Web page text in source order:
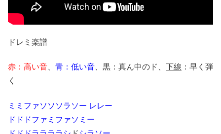
ドレミ楽譜
赤：高い音、 青：低い音、黒：真ん中のド、 下線 ：早く弾
く
ミミファソソソラソー レレー
ドドドファミファソミー